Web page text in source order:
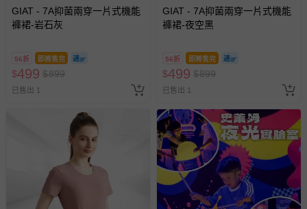
GIAT - 7A抑菌兩穿一片式機能
褲裙-岩石灰
56折 即將售完
$499 $899
已售出 1
GIAT - 7A抑菌兩穿一片式機能
褲裙-夜空黑
56折 即將售完
$499 $899
已售出 1